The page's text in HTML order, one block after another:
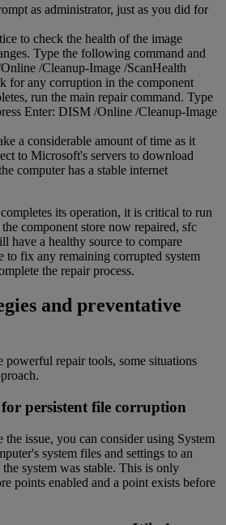
as administrator, just as you did for
to check the health of the image
Type the following command and
/Cleanup-Image /ScanHealth
for any corruption in the component
run the main repair command. Type
Enter: DISM /Online /Cleanup-Image
a considerable amount of time as it
to Microsoft's servers to download
computer has a stable internet
its operation, it is critical to run
component store now repaired, sfc
have a healthy source to compare
to fix any remaining corrupted system
the repair process.
and preventative
repair tools, some situations
for persistent file corruption
issue, you can consider using System
system files and settings to an
system was stable. This is only
points enabled and a point exists before